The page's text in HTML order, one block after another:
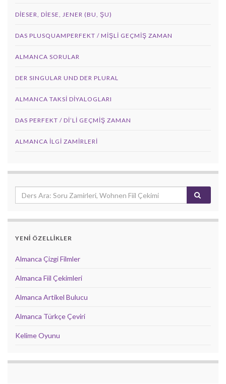
DIESER, DIESE, JENER (BU, ŞU)
DAS PLUSQUAMPERFEKT / MİŞLİ GEÇMİŞ ZAMAN
ALMANCA SORULAR
DER SINGULAR UND DER PLURAL
ALMANCA TAKSI DIYALOGLARI
DAS PERFEKT / Dİ’Lİ GEÇMİŞ ZAMAN
ALMANCA İLGI ZAMIRLERI
YENİ ÖZELLİKLER
Almanca Çizgi Filmler
Almanca Fiil Çekimleri
Almanca Artikel Bulucu
Almanca Türkçe Çeviri
Kelime Oyunu